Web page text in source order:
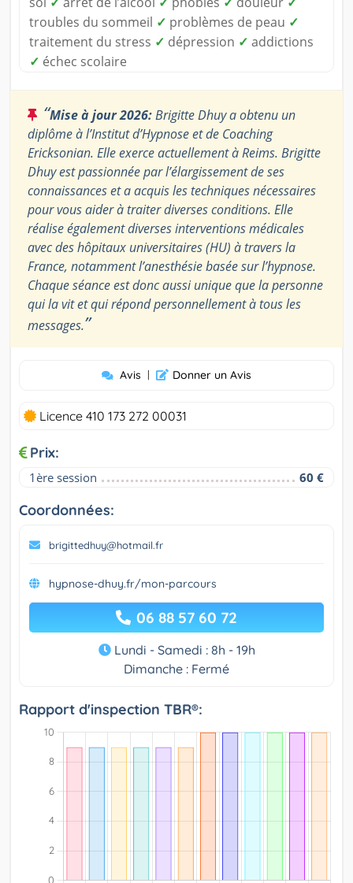
troubles du sommeil ✓ problèmes de peau ✓
traitement du stress ✓ dépression ✓ addictions
✓ échec scolaire
“Mise à jour 2026:Brigitte Dhuy a obtenu un
diplôme à l’Institut d’Hypnose et de Coaching
Ericksonian. Elle exerce actuellement à Reims. Brigitte
Dhuy est passionnée par l’élargissement de ses
connaissances et a acquis les techniques nécessaires
pour vous aider à traiter diverses conditions. Elle
réalise également diverses interventions médicales
avec des hôpitaux universitaires (HU) à travers la
France, notamment l’anesthésie basée sur l’hypnose.
Chaque séance est donc aussi unique que la personne
qui la vit et qui répond personnellement à tous les
messages.”
Avis | Donner un Avis
Licence 410 173 272 00031
Prix:
1ère session 60 €
Coordonnées:
brigittedhuy@hotmail.fr
hypnose-dhuy.fr/mon-parcours
06 88 57 60 72
Lundi - Samedi : 8h - 19h
Dimanche : Fermé
Rapport d'inspection TBR®: